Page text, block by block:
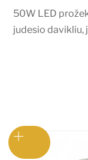
su
judesio
chip
50W LED
judesio davikliu,